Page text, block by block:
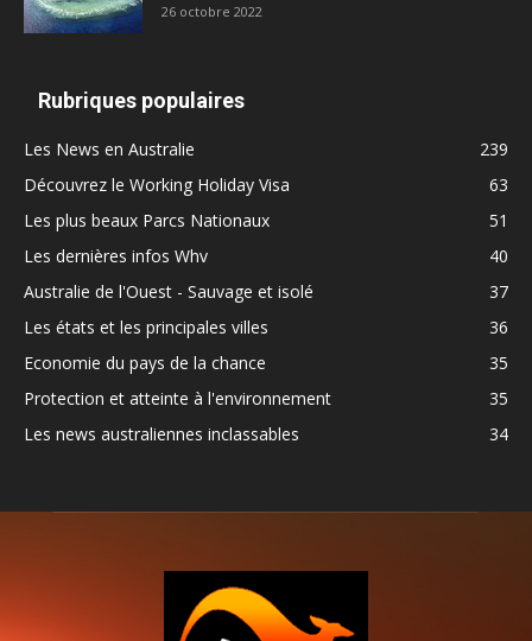
26 octobre 2022
Rubriques populaires
Les News en Australie
239
Découvrez le Working Holiday Visa
63
Les plus beaux Parcs Nationaux
51
Les dernières infos Whv
40
Australie de l'Ouest - Sauvage et isolé
37
Les états et les principales villes
36
Economie du pays de la chance
35
Protection et atteinte à l'environnement
35
Les news australiennes inclassables
34